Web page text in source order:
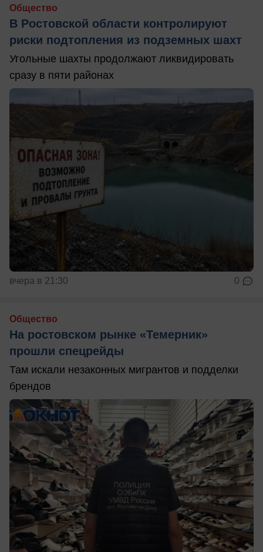
Общество
В Ростовской области контролируют
риски подтопления из подземных шахт
Угольные шахты продолжают ликвидировать
сразу в пяти районах
вчера в 21:30 0
Общество
На ростовском рынке «Темерник»
прошли спецрейды
Там искали незаконных мигрантов и подделки
брендов